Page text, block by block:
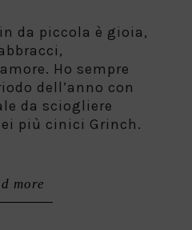
da piccola è gioia,
Ho sempre
dell’anno con
da sciogliere
più cinici Grinch.
more